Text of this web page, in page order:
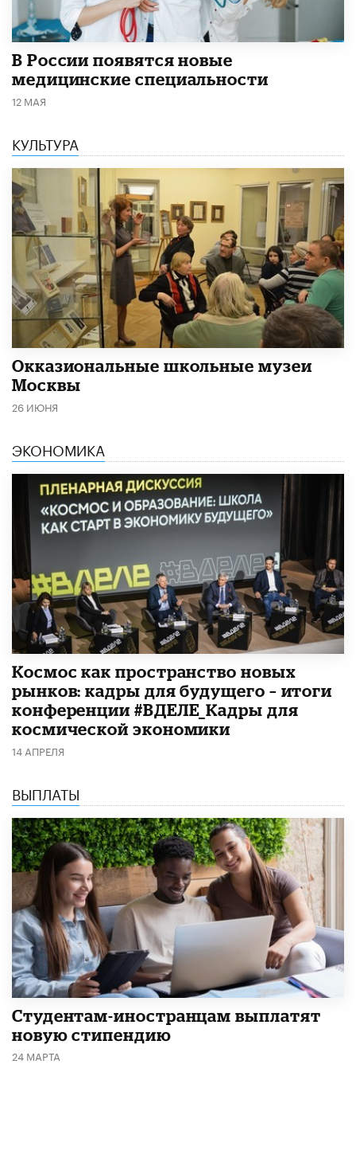
В России появятся новые
медицинские специальности
12 МАЯ
КУЛЬТУРА
​Окказиональные школьные музеи
Москвы
26 ИЮНЯ
ЭКОНОМИКА
Космос как пространство новых
рынков: кадры для будущего – итоги
конференции #ВДЕЛЕ_Кадры для
космической экономики
14 АПРЕЛЯ
ВЫПЛАТЫ
Студентам-иностранцам выплатят
новую стипендию
24 МАРТА